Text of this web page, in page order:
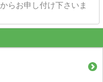
らお申し付け下さいま